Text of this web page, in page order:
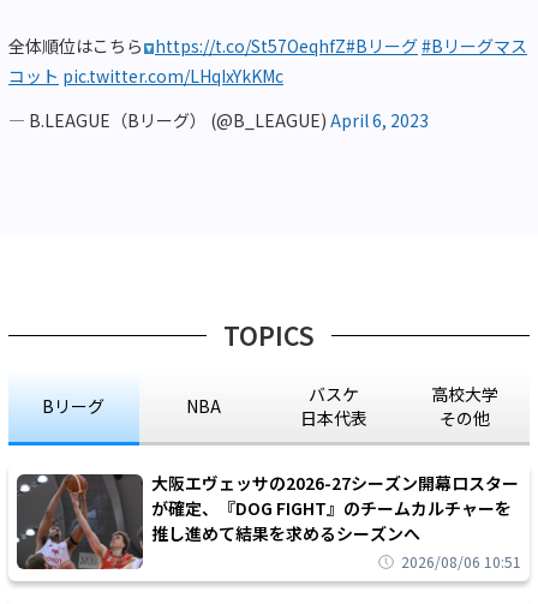
全体順位はこちら https://t.co/St57OeqhfZ#Bリーグ#Bリーグマス
コット pic.twitter.com/LHqIxYkKMc
— B.LEAGUE（Bリーグ） (@B_LEAGUE) April 6, 2023
TOPICS
Bリーグ NBA
バスケ
日本代表
高校大学
その他
大阪エヴェッサの2026-27シーズン開幕ロスター
が確定、『DOG FIGHT』のチームカルチャーを
推し進めて結果を求めるシーズンへ
2026/08/06 10:51